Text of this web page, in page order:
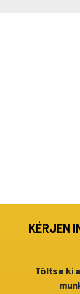
KÉRJEN
Töltse ki